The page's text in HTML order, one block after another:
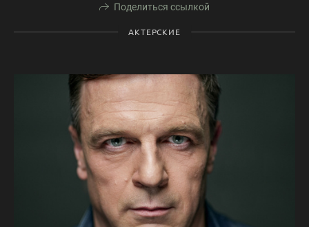
Поделиться ссылкой
АКТЕРСКИЕ